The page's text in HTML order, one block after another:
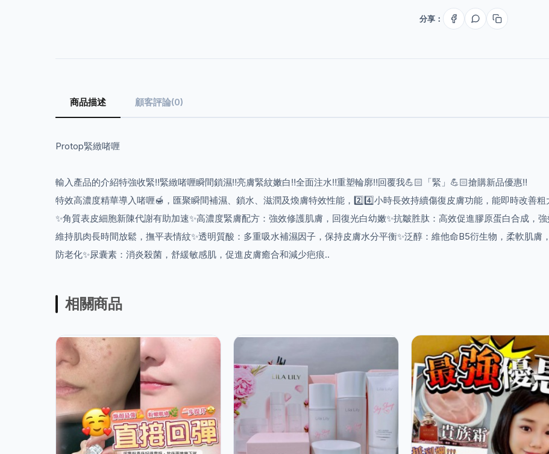
分享：
商品描述 顧客評論(0)
Protop緊緻啫喱
輸入產品的介紹特強收緊‼️緊緻啫喱瞬間鎖濕‼️亮膚緊紋嫩白‼️全面注水‼️重塑輪廓‼️回覆我💪🏻「緊」💪🏻搶購新品優惠‼️
特效高濃度精華導入啫喱🍯，匯聚瞬間補濕、鎖水、滋潤及煥膚特效性能，2️⃣4️⃣小時長效持續傷復皮膚功能，能即時改善
✨角質表皮細胞新陳代謝有助加速✨高濃度緊膚配方：強效修護肌膚，回復光白幼嫩✨抗皺胜肽：高效促進膠原蛋白合成，
維持肌肉長時間放鬆，撫平表情紋✨透明質酸：多重吸水補濕因子，保持皮膚水分平衡✨泛醇：維他命B5衍生物，柔軟肌膚
防老化✨尿囊素：消炎殺菌，舒緩敏感肌，促進皮膚癒合和減少疤痕..
相關商品